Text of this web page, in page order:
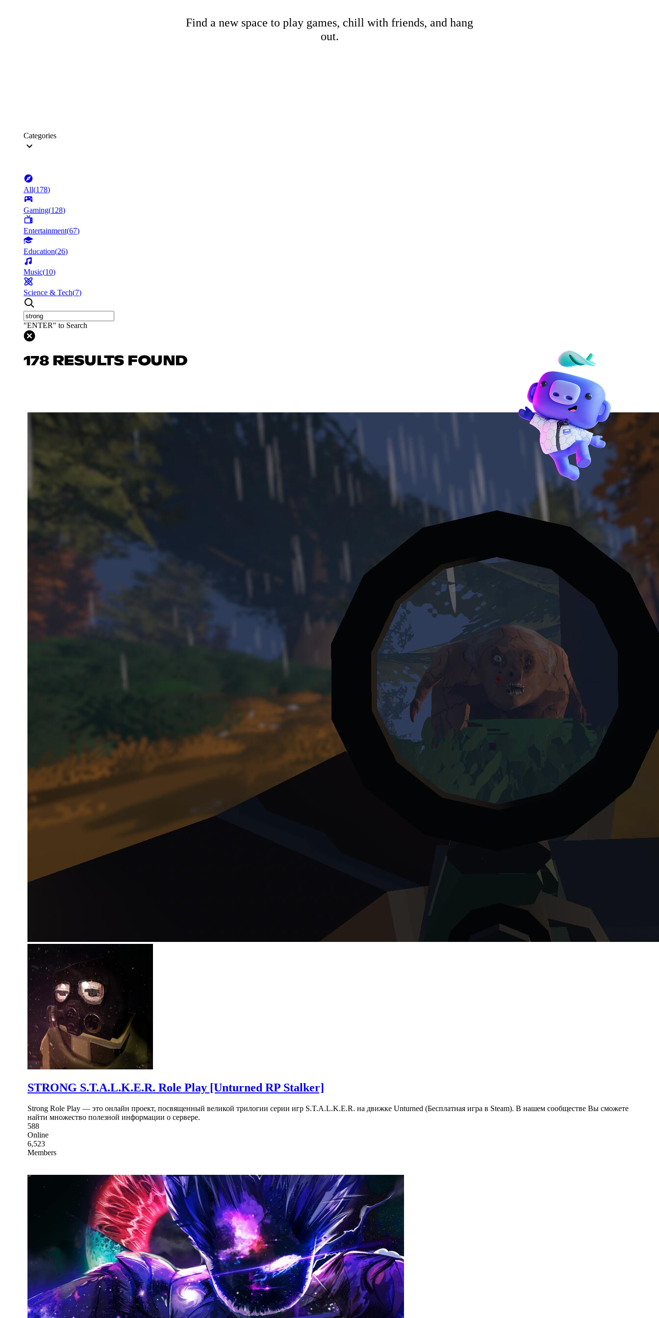
Find a new space to play games, chill with friends, and hang
out.
Categories
All(178)
Gaming(128)
Entertainment(67)
Education(26)
Music(10)
Science & Tech(7)
"ENTER" to Search
178 RESULTS FOUND
STRONG S.T.A.L.K.E.R. Role Play [Unturned RP Stalker]
Strong Role Play — это онлайн проект, посвященный великой трилогии серии игр S.T.A.L.K.E.R. на движке Unturned (Бесплатная игра в Steam). В нашем сообществе Вы сможете
найти множество полезной информации о сервере.
588
Online
6,523
Members